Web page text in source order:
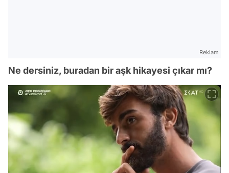
Reklam
Ne dersiniz, buradan bir aşk hikayesi çıkar mı?
Video